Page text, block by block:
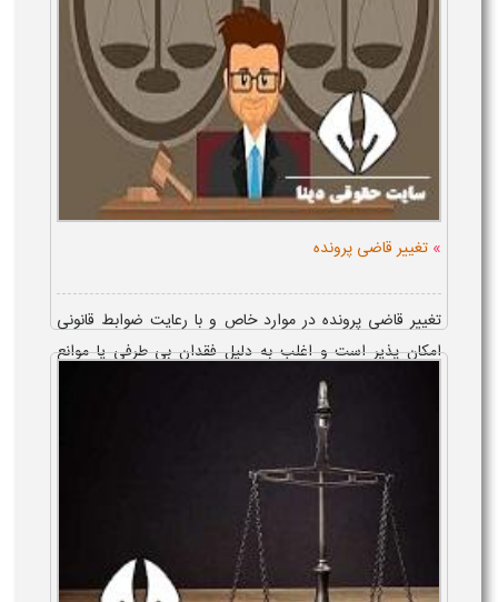
» تغییر قاضی پرونده
تغییر قاضی پرونده در موارد خاص و با رعایت ضوابط قانونی
امکان‌ پذیر است و اغلب به دلیل فقدان بی‌ طرفی یا موانع
قانونی انجام می‌ شود. پرسش اصلی این است که آیا می‌ توان